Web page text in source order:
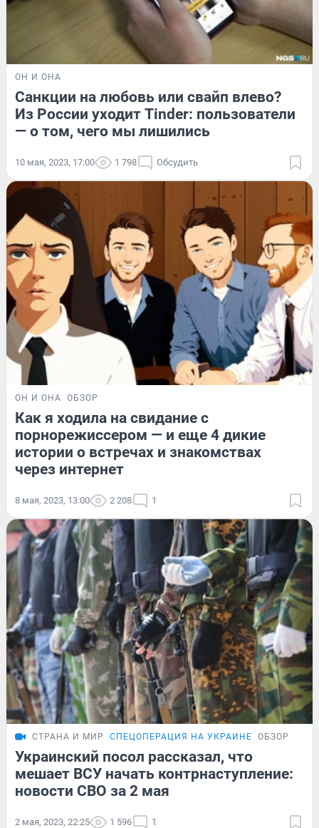
ОН И ОНА
Санкции на любовь или свайп влево?
Из России уходит Tinder: пользователи
— о том, чего мы лишились
10 мая, 2023, 17:00 1 798 Обсудить
ОН И ОНА ОБЗОР
Как я ходила на свидание с
порнорежиссером — и еще 4 дикие
истории о встречах и знакомствах
через интернет
8 мая, 2023, 13:00 2 208 1
СТРАНА И МИР СПЕЦОПЕРАЦИЯ НА УКРАИНЕ ОБЗОР
Украинский посол рассказал, что
мешает ВСУ начать контрнаступление:
новости СВО за 2 мая
2 мая, 2023, 22:25 1 596 1